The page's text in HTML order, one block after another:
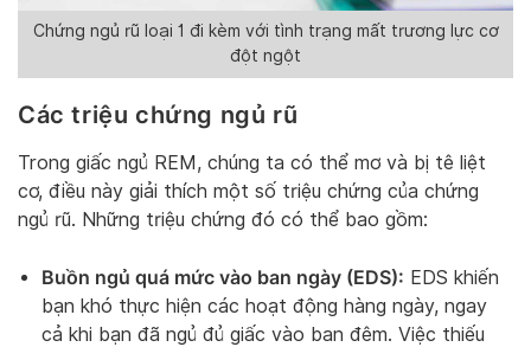
Chứng ngủ rũ loại 1 đi kèm với tình trạng mất trương lực cơ
đột ngột
Các triệu chứng ngủ rũ
Trong giấc ngủ REM, chúng ta có thể mơ và bị tê liệt
cơ, điều này giải thích một số triệu chứng của chứng
ngủ rũ. Những triệu chứng đó có thể bao gồm:
Buồn ngủ quá mức vào ban ngày (EDS): EDS khiến
bạn khó thực hiện các hoạt động hàng ngày, ngay
cả khi bạn đã ngủ đủ giấc vào ban đêm. Việc thiếu